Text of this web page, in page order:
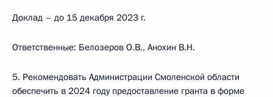
Доклад – до 15 декабря 2023 г.
Ответственные: Белозеров О.В., Анохин В.Н.
5. Рекомендовать Администрации Смоленской области
обеспечить в 2024 году предоставление гранта в форме